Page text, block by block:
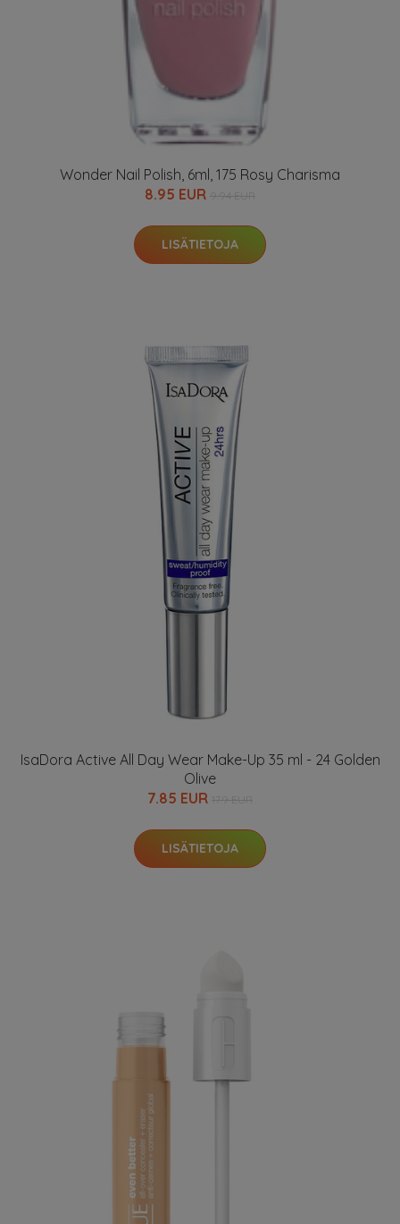
Wonder Nail Polish, 6ml, 175 Rosy Charisma
8.95 EUR
LISÄTIETOJA
IsaDora Active All Day Wear Make-Up 35 ml - 24 Golden
Olive
7.85 EUR
LISÄTIETOJA